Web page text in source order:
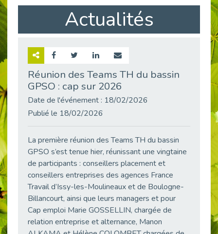
Aborder l'entretien et la situation de handicap en toute confiance
Publié le 09/06/2026
Retour sur l’atelier « Optimiser sa recherche d’emploi »
« Confiance en soi et acceptation du handicap » : un levier puissant vers l’emploi
Handicap et emploi : une matinée pour briser les tabous
Publié le 21/05/2026
L’alternance : un levier stratégique pour recruter et inclure durablement
Publié le 18/05/2026
Fibromyalgie : Quand la douleur invisible s’invite au bureau
Publié le 12/05/2026
Actualités
Réunion des Teams TH du bassin
GPSO : cap sur 2026
Date de l'événement : 18/02/2026
Publié le 18/02/2026
La première réunion des Teams TH du bassin
GPSO s’est tenue hier, réunissant une vingtaine
de participants : conseillers placement et
conseillers entreprises des agences France
Travail d’Issy-les-Moulineaux et de Boulogne-
Billancourt, ainsi que leurs managers et pour
Cap emploi Marie GOSSELLIN, chargée de
relation entreprise et alternance, Manon